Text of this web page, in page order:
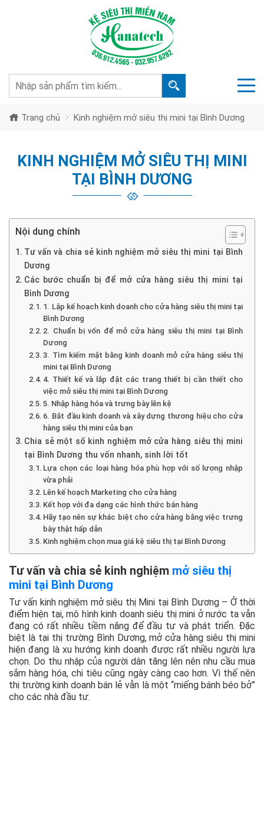
Trang chủ Kinh nghiệm mở siêu thị mini tại Bình Dương
KINH NGHIỆM MỞ SIÊU THỊ MINI
TẠI BÌNH DƯƠNG
Nội dung chính
Tư vấn và chia sẻ kinh nghiệm mở siêu thị mini tại Bình
Dương
Các bước chuẩn bị để mở cửa hàng siêu thị mini tại
Bình Dương
1. Lập kế hoạch kinh doanh cho cửa hàng siêu thị mini tại
Bình Dương
2. Chuẩn bị vốn để mở cửa hàng siêu thị mini tại Bình
Dương
3. Tìm kiếm mặt bằng kinh doanh mở cửa hàng siêu thị
mini tại Bình Dương
4. Thiết kế và lắp đặt các trang thiết bị cần thiết cho
việc mở siêu thị mini tại Bình Dương
5. Nhập hàng hóa và trưng bày lên kệ
6. Bắt đầu kinh doanh và xây dựng thương hiệu cho cửa
hàng siêu thị mini của bạn
Chia sẻ một số kinh nghiệm mở cửa hàng siêu thị mini
tại Bình Dương thu vốn nhanh, sinh lời tốt
Lựa chọn các loại hàng hóa phù hợp với số lượng nhập
vừa phải
Lên kế hoạch Marketing cho cửa hàng
Kết hợp với đa dạng các hình thức bán hàng
Hãy tạo nên sự khác biệt cho cửa hàng bằng việc trưng
bày thật hấp dẫn
Kinh nghiệm chọn mua giá kệ siêu thị tại Bình Dương
Tư vấn và chia sẻ kinh nghiệm mở siêu thị
mini tại Bình Dương
Tư vấn kinh nghiệm mở siêu thị Mini tại Bình Dương – Ở thời
điểm hiện tại, mô hình kinh doanh siêu thị mini ở nước ta vẫn
đang có rất nhiều tiềm năng để đầu tư và phát triển. Đặc
biệt là tại thị trường Bình Dương, mở cửa hàng siêu thị mini
hiện đang là xu hướng kinh doanh được rất nhiều người lựa
chọn. Do thu nhập của người dân tăng lên nên nhu cầu mua
sắm hàng hóa, chi tiêu cũng ngày càng cao hơn. Vì thế nên
thị trường kinh doanh bán lẻ vẫn là một “miếng bánh béo bở”
cho các nhà đầu tư.